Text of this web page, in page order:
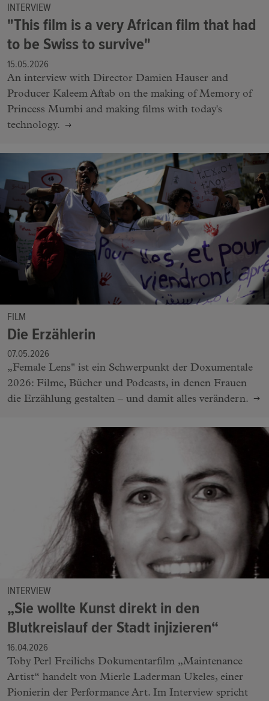
INTERVIEW
"This film is a very African film that had
to be Swiss to survive"
15.05.2026
An interview with Director Damien Hauser and
Producer Kaleem Aftab on the making of Memory of
Princess Mumbi and making films with today's
technology.
FILM
Die Erzählerin
07.05.2026
„Female Lens" ist ein Schwerpunkt der Doxumentale
2026: Filme, Bücher und Podcasts, in denen Frauen
die Erzählung gestalten – und damit alles verändern.
INTERVIEW
„Sie wollte Kunst direkt in den
Blutkreislauf der Stadt injizieren“
16.04.2026
Toby Perl Freilichs Dokumentarfilm „Maintenance
Artist“ handelt von Mierle Laderman Ukeles, einer
Pionierin der Performance Art. Im Interview spricht